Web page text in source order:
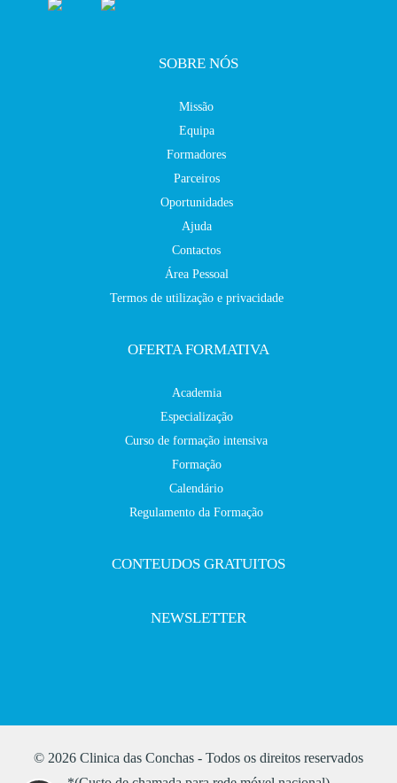
SOBRE NÓS
Missão
Equipa
Formadores
Parceiros
Oportunidades
Ajuda
Contactos
Área Pessoal
Termos de utilização e privacidade
OFERTA FORMATIVA
Academia
Especialização
Curso de formação intensiva
Formação
Calendário
Regulamento da Formação
CONTEUDOS GRATUITOS
NEWSLETTER
© 2026 Clinica das Conchas - Todos os direitos reservados